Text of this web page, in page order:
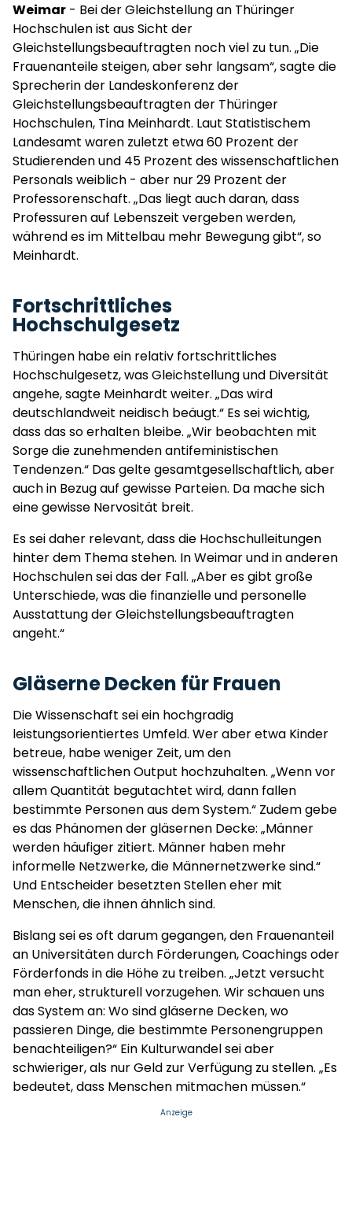
Weimar - Bei der Gleichstellung an Thüringer
Hochschulen ist aus Sicht der
Gleichstellungsbeauftragten noch viel zu tun. „Die
Frauenanteile steigen, aber sehr langsam“, sagte die
Sprecherin der Landeskonferenz der
Gleichstellungsbeauftragten der Thüringer
Hochschulen, Tina Meinhardt. Laut Statistischem
Landesamt waren zuletzt etwa 60 Prozent der
Studierenden und 45 Prozent des wissenschaftlichen
Personals weiblich - aber nur 29 Prozent der
Professorenschaft. „Das liegt auch daran, dass
Professuren auf Lebenszeit vergeben werden,
während es im Mittelbau mehr Bewegung gibt“, so
Meinhardt.
Fortschrittliches
Hochschulgesetz
Thüringen habe ein relativ fortschrittliches
Hochschulgesetz, was Gleichstellung und Diversität
angehe, sagte Meinhardt weiter. „Das wird
deutschlandweit neidisch beäugt.“ Es sei wichtig,
dass das so erhalten bleibe. „Wir beobachten mit
Sorge die zunehmenden antifeministischen
Tendenzen.“ Das gelte gesamtgesellschaftlich, aber
auch in Bezug auf gewisse Parteien. Da mache sich
eine gewisse Nervosität breit.
Es sei daher relevant, dass die Hochschulleitungen
hinter dem Thema stehen. In Weimar und in anderen
Hochschulen sei das der Fall. „Aber es gibt große
Unterschiede, was die finanzielle und personelle
Ausstattung der Gleichstellungsbeauftragten
angeht.“
Gläserne Decken für Frauen
Die Wissenschaft sei ein hochgradig
leistungsorientiertes Umfeld. Wer aber etwa Kinder
betreue, habe weniger Zeit, um den
wissenschaftlichen Output hochzuhalten. „Wenn vor
allem Quantität begutachtet wird, dann fallen
bestimmte Personen aus dem System.“ Zudem gebe
es das Phänomen der gläsernen Decke: „Männer
werden häufiger zitiert. Männer haben mehr
informelle Netzwerke, die Männernetzwerke sind.“
Und Entscheider besetzten Stellen eher mit
Menschen, die ihnen ähnlich sind.
Bislang sei es oft darum gegangen, den Frauenanteil
an Universitäten durch Förderungen, Coachings oder
Förderfonds in die Höhe zu treiben. „Jetzt versucht
man eher, strukturell vorzugehen. Wir schauen uns
das System an: Wo sind gläserne Decken, wo
passieren Dinge, die bestimmte Personengruppen
benachteiligen?“ Ein Kulturwandel sei aber
schwieriger, als nur Geld zur Verfügung zu stellen. „Es
bedeutet, dass Menschen mitmachen müssen.“
Anzeige